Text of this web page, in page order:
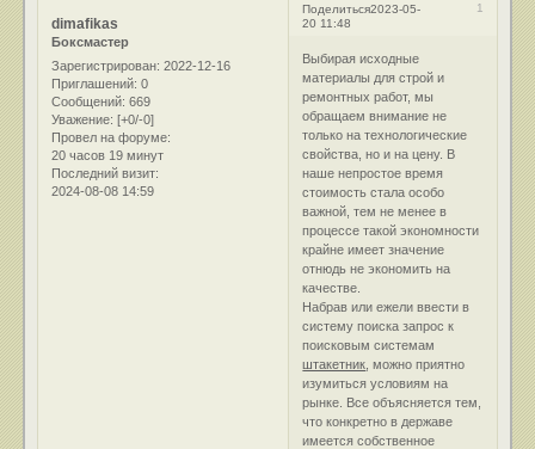
Поделиться 1
2023-05-
20 11:48
dimafikas
Боксмастер
Зарегистрирован: 2022-12-16
Приглашений: 0
Сообщений: 669
Уважение: [+0/-0]
Провел на форуме:
20 часов 19 минут
Последний визит:
2024-08-08 14:59
Выбирая исходные
материалы для строй и
ремонтных работ, мы
обращаем внимание не
только на технологические
свойства, но и на цену. В
наше непростое время
стоимость стала особо
важной, тем не менее в
процессе такой экономности
крайне имеет значение
отнюдь не экономить на
качестве.
Набрав или ежели ввести в
систему поиска запрос к
поисковым системам
штакетник , можно приятно
изумиться условиям на
рынке. Все объясняется тем,
что конкретно в державе
имеется собственное